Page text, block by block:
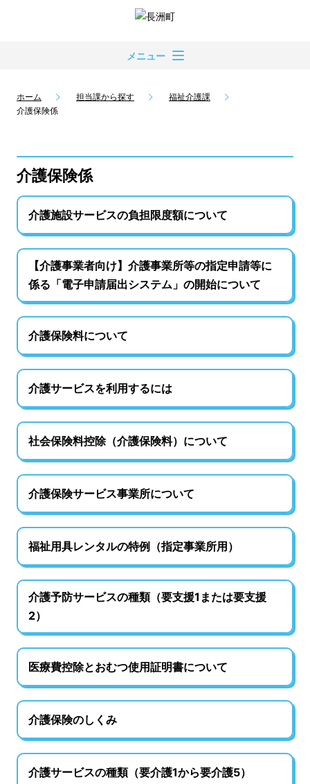
メニュー
ホーム 担当課から探す
福祉介護課
介護保険係
介護保険係
介護施設サービスの負担限度額について
【介護事業者向け】介護事業所等の指定申請等に
係る「電子申請届出システム」の開始について
介護保険料について
介護サービスを利用するには
社会保険料控除（介護保険料）について
介護保険サービス事業所について
福祉用具レンタルの特例（指定事業所用）
介護予防サービスの種類（要支援1または要支援
2）
医療費控除とおむつ使用証明書について
介護保険のしくみ
介護サービスの種類（要介護1から要介護5）